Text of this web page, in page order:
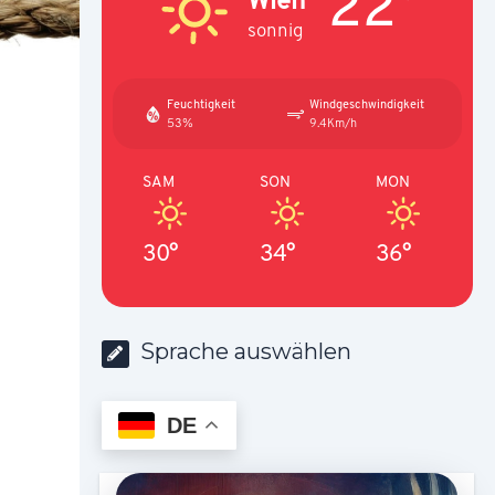
sonnig
Feuchtigkeit
53%
Windgeschwindigkeit
9.4Km/h
SAM
30°
SON
34°
MON
36°
Sprache auswählen
DE